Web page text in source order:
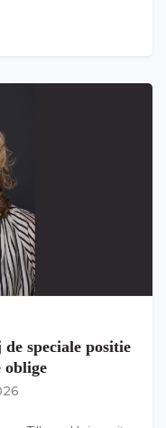
speciale positie
oblige